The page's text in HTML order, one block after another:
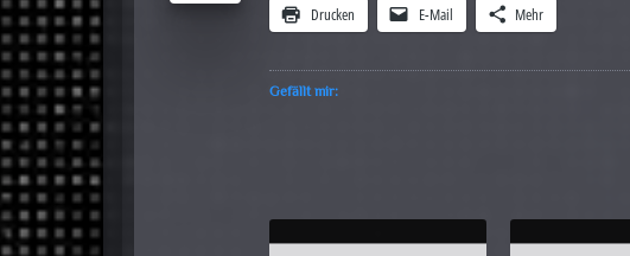
Drucken E-Mail Mehr
Gefällt mir: